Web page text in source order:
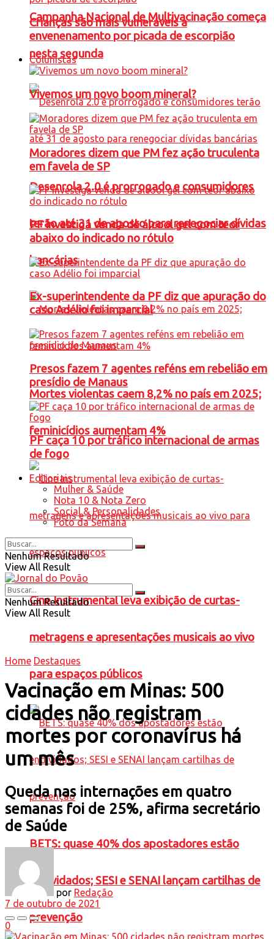
Campanha Nacional de Multivacinação começa
nesta segunda
Desenrola 2.0 é prorrogado e consumidores
terão até 31 de agosto para renegociar dívidas
bancárias
Mortes violentas caem 8,2% no país em 2025;
feminicídios aumentam 4%
Cine Instrumental leva exibição de curtas-
metragens e apresentações musicais ao vivo
para espaços públicos
BETS: quase 40% dos apostadores estão
endividados; SESI e SENAI lançam cartilhas de
prevenção
Crianças são mais vulneráveis a
envenenamento por picada de escorpião
Colunistas
Vivemos um novo boom mineral?
Moradores dizem que PM fez ação truculenta
em favela de SP
PF investiga venda de álcool gel com teor
abaixo do indicado no rótulo
Ex-superintendente da PF diz que apuração do
caso Adélio foi imparcial
Presos fazem 7 agentes reféns em rebelião em
presídio de Manaus
PF caça 10 por tráfico internacional de armas
de fogo
Editoriais
Mulher & Saúde
Nota 10 & Nota Zero
Social & Personalidades
Foto da Semana
Nenhum Resultado
View All Result
Nenhum Resultado
View All Result
Home Destaques
Vacinação em Minas: 500
cidades não registram
mortes por coronavírus há
um mês
Queda nas internações em quatro
semanas foi de 25%, afirma secretário
de Saúde
por Redação
7 de outubro de 2021
0